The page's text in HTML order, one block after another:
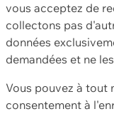
vous acceptez de
collectons pas
données
demandées et ne
Vous pouvez à tout
consentement à